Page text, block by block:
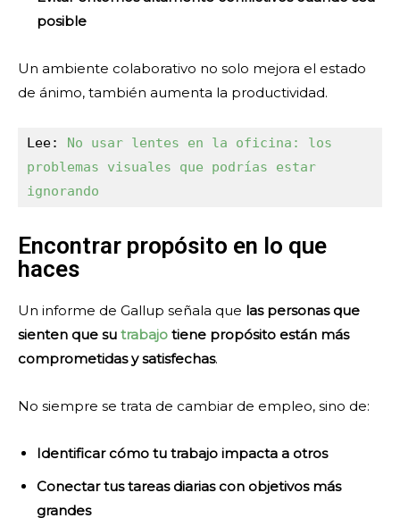
posible
Un ambiente colaborativo no solo mejora el estado
de ánimo, también aumenta la productividad.
Lee: No usar lentes en la oficina: los
problemas visuales que podrías estar
ignorando
Encontrar propósito en lo que
haces
Un informe de Gallup señala que las personas que
sienten que su trabajo tiene propósito están más
comprometidas y satisfechas.
No siempre se trata de cambiar de empleo, sino de:
Identificar cómo tu trabajo impacta a otros
Conectar tus tareas diarias con objetivos más
grandes